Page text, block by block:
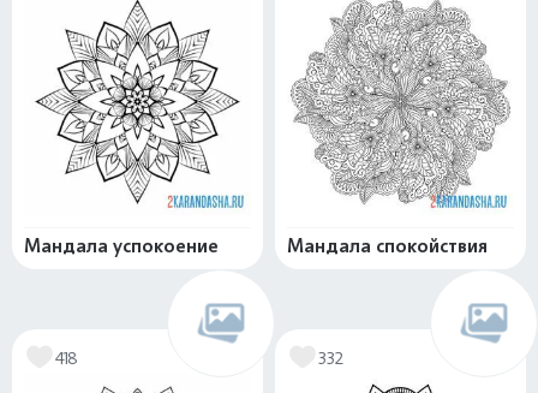
Мандала успокоение Мандала спокойствия
418 332